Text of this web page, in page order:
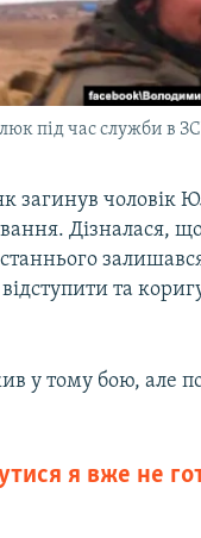
під час служби в
загинув чоловік
Дізналася,
та
у тому бою, але
я вже не